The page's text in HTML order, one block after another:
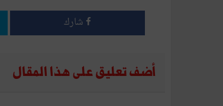
شارك
أضف تعليق على هذا المقال